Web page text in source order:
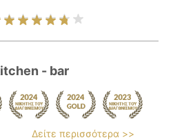
- bar
Δείτε περισσότερα >>